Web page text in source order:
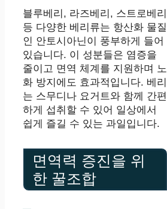
블루베리, 라즈베리, 스트로베리
등 다양한 베리류는 항산화 물질
인 안토시아닌이 풍부하게 들어
있습니다. 이 성분들은 염증을
줄이고 면역 체계를 지원하며 노
화 방지에도 효과적입니다. 베리
는 스무디나 요거트와 함께 간편
하게 섭취할 수 있어 일상에서
쉽게 즐길 수 있는 과일입니다.
면역력 증진을 위
한 꿀조합